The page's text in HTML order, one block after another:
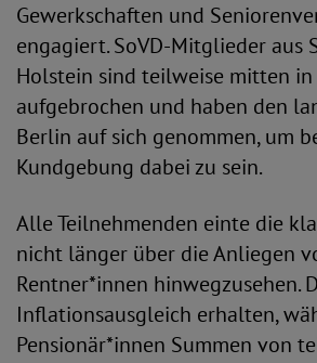
Gewerkschaften und
engagiert. SoVD-Mitglieder aus
Holstein sind teilweise mitten
aufgebrochen und haben den
Berlin auf sich genommen, um
Kundgebung dabei zu sein.
Alle Teilnehmenden einte die
nicht länger über die Anliegen
Rentner*innen hinwegzusehen.
Inflationsausgleich erhalten,
Pensionär*innen Summen von